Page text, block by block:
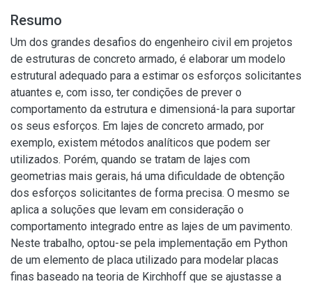
Resumo
Um dos grandes desafios do engenheiro civil em projetos
de estruturas de concreto armado, é elaborar um modelo
estrutural adequado para a estimar os esforços solicitantes
atuantes e, com isso, ter condições de prever o
comportamento da estrutura e dimensioná-la para suportar
os seus esforços. Em lajes de concreto armado, por
exemplo, existem métodos analíticos que podem ser
utilizados. Porém, quando se tratam de lajes com
geometrias mais gerais, há uma dificuldade de obtenção
dos esforços solicitantes de forma precisa. O mesmo se
aplica a soluções que levam em consideração o
comportamento integrado entre as lajes de um pavimento.
Neste trabalho, optou-se pela implementação em Python
de um elemento de placa utilizado para modelar placas
finas baseado na teoria de Kirchhoff que se ajustasse a